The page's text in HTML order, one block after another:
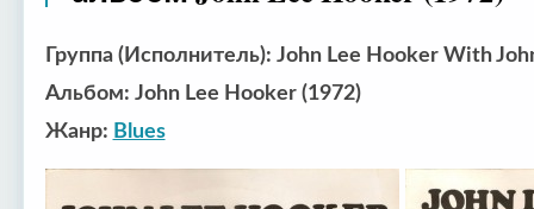
Группа (Исполнитель): John Lee Hooker With
Альбом: John Lee Hooker (1972)
Жанр: Blues